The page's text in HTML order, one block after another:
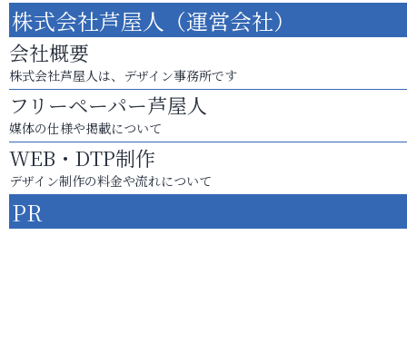
株式会社芦屋人（運営会社）
会社概要
株式会社芦屋人は、デザイン事務所です
フリーペーパー芦屋人
媒体の仕様や掲載について
WEB・DTP制作
デザイン制作の料金や流れについて
PR